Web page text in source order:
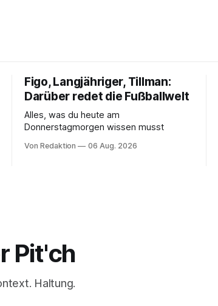
Figo, Langjähriger, Tillman:
Darüber redet die Fußballwelt
Alles, was du heute am
Donnerstagmorgen wissen musst
Von Redaktion 06 Aug. 2026
Pit'ch
Haltung.